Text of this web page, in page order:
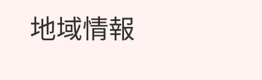
地域情報